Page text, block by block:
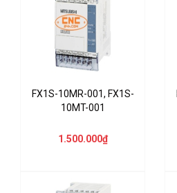
FX1S-10MR-001, FX1S-
10MT-001
1.500.000₫